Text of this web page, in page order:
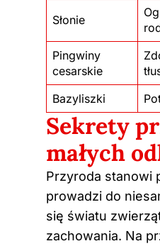
Słonie
Pingwiny
cesarskie
Bazyliszki
Sekrety
małych
Przyroda stanowi
prowadzi do
się światu
zachowania. Na